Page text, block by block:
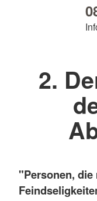
2.
"Personen,